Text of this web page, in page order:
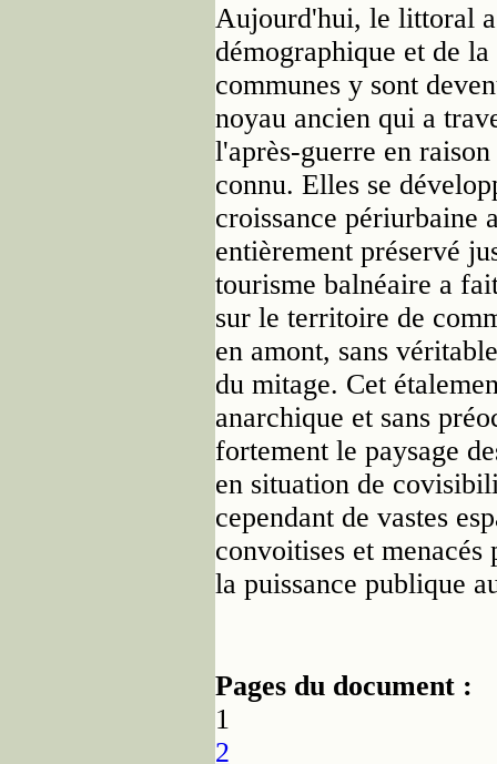
Aujourd'hui, le littoral
démographique et de
communes y sont
noyau ancien qui a
l'après-guerre en
connu. Elles se
croissance périurbaine
entièrement préservé
tourisme balnéaire a
sur le territoire de
en amont, sans
du mitage. Cet
anarchique et sans
fortement le paysage
en situation de
cependant de vastes
convoitises et menacés
la puissance publique
Pages du document :
1
2